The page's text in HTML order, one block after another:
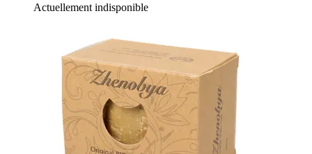
Actuellement indisponible